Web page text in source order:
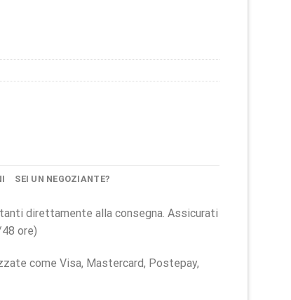
SEI UN NEGOZIANTE?
direttamente alla consegna. Assicurati
ore)
come Visa, Mastercard, Postepay,